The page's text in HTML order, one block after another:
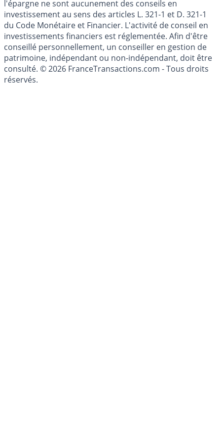
l'épargne ne sont aucunement des conseils en
investissement au sens des articles L. 321-1 et D. 321-1
du Code Monétaire et Financier. L'activité de conseil en
investissements financiers est réglementée. Afin d'être
conseillé personnellement, un conseiller en gestion de
patrimoine, indépendant ou non-indépendant, doit être
consulté. © 2026 FranceTransactions.com - Tous droits
réservés.